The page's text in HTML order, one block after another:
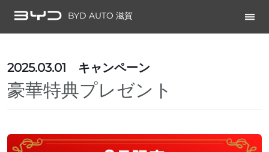
BYD AUTO 滋賀
2025.03.01 キャンペーン
豪華特典プレゼント